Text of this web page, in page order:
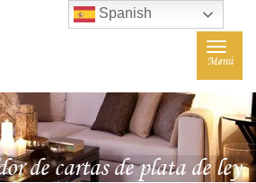
Toggle
Menú
de cartas de plata de ley
Spanish